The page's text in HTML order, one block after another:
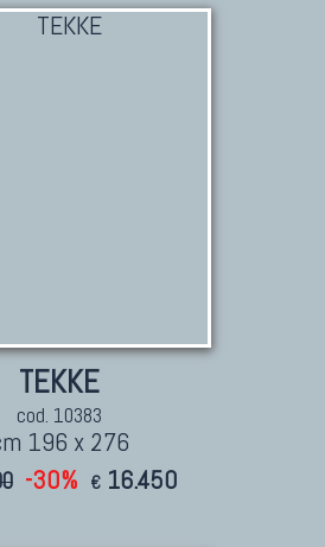
TEKKE
cod. 10383
196 x 276
-30% € 16.450